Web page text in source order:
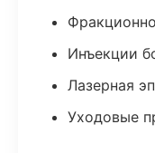
Инъекции
Лазерная
Уходовые